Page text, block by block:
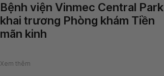
Bệnh viện Vinmec Central Park
khai trương Phòng khám Tiền
mãn kinh
Xem thêm